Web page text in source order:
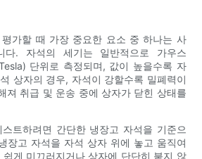
가할 때 가장 중요한 요소 중 하나는 사
다. 자석의 세기는 일반적으로 가우스
단위로 측정되며, 값이 높을수록 자
상자의 경우, 자석이 강할수록 밀폐력이
져 취급 및 운송 중에 상자가 닫힌 상태를
트하려면 간단한 냉장고 자석을 기준으
장고 자석을 자석 상자 위에 놓고 움직여
게 미끄러지거나 상자에 단단히 붙지 않